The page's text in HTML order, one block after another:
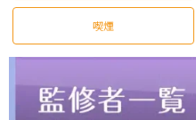
喫煙